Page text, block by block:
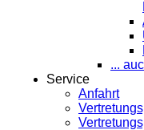
...
Service
Anfahrt